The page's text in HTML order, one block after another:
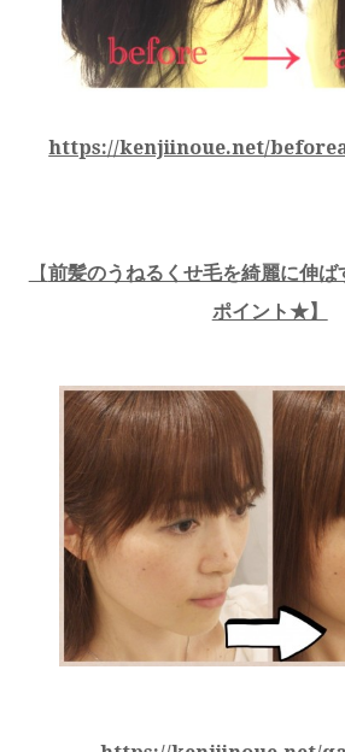
https://kenjiinoue.net/
【前髪のうねるくせ毛を綺麗に伸
ポイント★】